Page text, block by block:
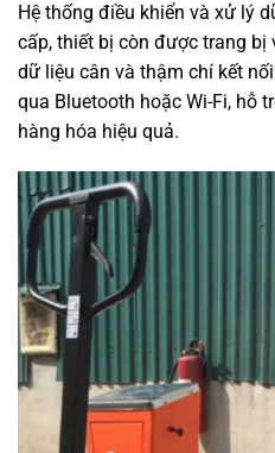
Hệ thống điều khiển và xử lý
cấp, thiết bị còn được trang
dữ liệu cân và thậm chí kết
qua Bluetooth hoặc Wi-Fi, hỗ
hàng hóa hiệu quả.